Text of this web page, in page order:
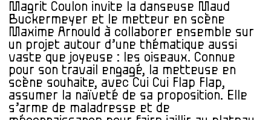
Magrit Coulon invite la danseuse Maud
Buckermeyer et le metteur en scène
Maxime Arnould à collaborer ensemble sur
un projet autour d’une thématique aussi
vaste que joyeuse : les oiseaux. Connue
pour son travail engagé, la metteuse en
scène souhaite, avec Cui Cui Flap Flap,
assumer la naïveté de sa proposition. Elle
s’arme de maladresse et de